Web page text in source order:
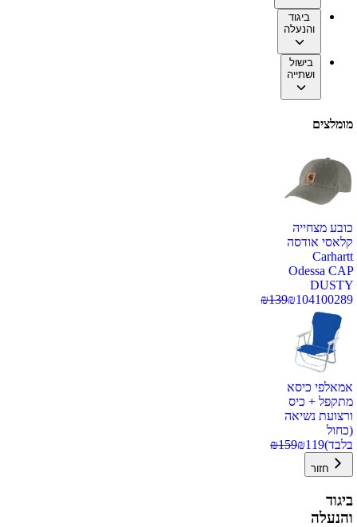
ביגוד
והנעלה
בישול
ושתייה
מומלצים
כובע מצחייה
קלאסי אודסה
Carhartt
Odessa CAP
DUSTY
100289
₪104
₪139
אמאלפי כיסא
מתקפל + כיס
ורצועת נשיאה
(כחול
בלבד)
₪119
₪159
חזור
ביגוד
והנעלה